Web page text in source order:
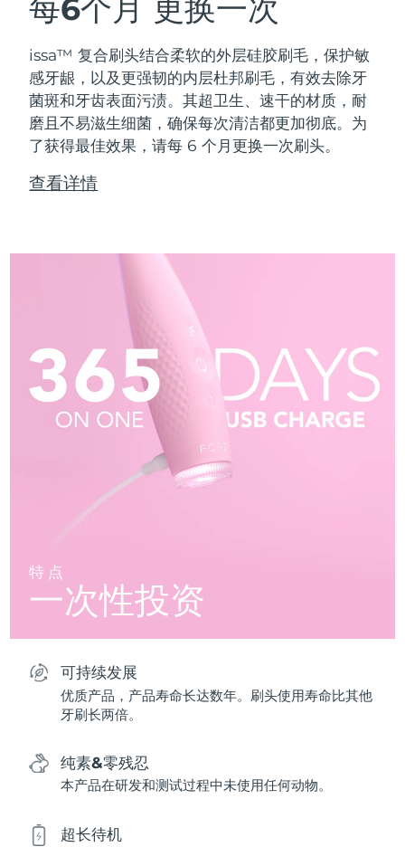
每6个月 更换一次
issa™ 复合刷头结合柔软的外层硅胶刷毛，保护敏
感牙龈，以及更强韧的内层杜邦刷毛，有效去除牙
菌斑和牙齿表面污渍。其超卫生、速干的材质，耐
磨且不易滋生细菌，确保每次清洁都更加彻底。为
了获得最佳效果，请每 6 个月更换一次刷头。
查看详情
特点
一次性投资
可持续发展
优质产品，产品寿命长达数年。刷头使用寿命比其他
牙刷长两倍。
纯素&零残忍
本产品在研发和测试过程中未使用任何动物。
超长待机